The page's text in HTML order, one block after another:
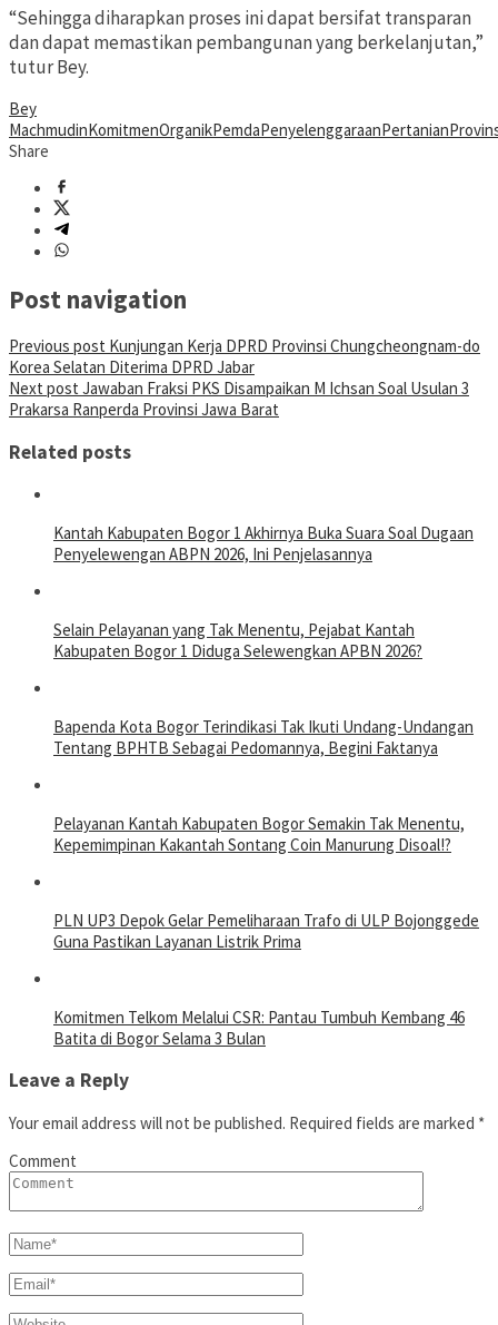
“Sehingga diharapkan proses ini dapat bersifat transparan
dan dapat memastikan pembangunan yang berkelanjutan,”
tutur Bey.
Bey
MachmudinKomitmenOrganikPemdaPenyelenggaraanPertanian
Share
Post navigation
Previous post Kunjungan Kerja DPRD Provinsi Chungcheongnam-do
Korea Selatan Diterima DPRD Jabar
Next post Jawaban Fraksi PKS Disampaikan M Ichsan Soal Usulan 3
Prakarsa Ranperda Provinsi Jawa Barat
Related posts
Kantah Kabupaten Bogor 1 Akhirnya Buka Suara Soal Dugaan
Penyelewengan ABPN 2026, Ini Penjelasannya
Selain Pelayanan yang Tak Menentu, Pejabat Kantah
Kabupaten Bogor 1 Diduga Selewengkan APBN 2026?
Bapenda Kota Bogor Terindikasi Tak Ikuti Undang-Undangan
Tentang BPHTB Sebagai Pedomannya, Begini Faktanya
Pelayanan Kantah Kabupaten Bogor Semakin Tak Menentu,
Kepemimpinan Kakantah Sontang Coin Manurung Disoal!?
PLN UP3 Depok Gelar Pemeliharaan Trafo di ULP Bojonggede
Guna Pastikan Layanan Listrik Prima
Komitmen Telkom Melalui CSR: Pantau Tumbuh Kembang 46
Batita di Bogor Selama 3 Bulan
Leave a Reply
Your email address will not be published. Required fields are marked *
Comment